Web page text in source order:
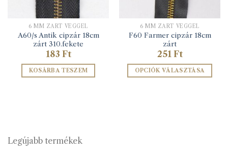
6 MM ZÁRT VÉGGEL
A60/s Antik cipzár 18cm
zárt 310.fekete
183 Ft
KOSÁRBA TESZEM
6 MM ZÁRT VÉGGEL
F60 Farmer cipzár 18cm
zárt
251 Ft
OPCIÓK VÁLASZTÁSA
Legújabb termékek